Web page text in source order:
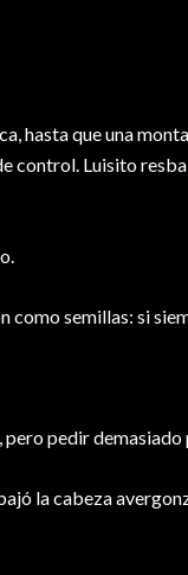
hasta que una
control. Luisito
semillas: si
pedir
la cabeza